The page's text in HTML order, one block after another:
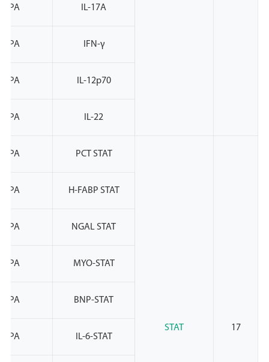
IL-17A
IFN-γ
IL-12p70
IL-22
17
STAT
PCT STAT
H-FABP STAT
NGAL STAT
MYO-STAT
BNP-STAT
IL-6-STAT